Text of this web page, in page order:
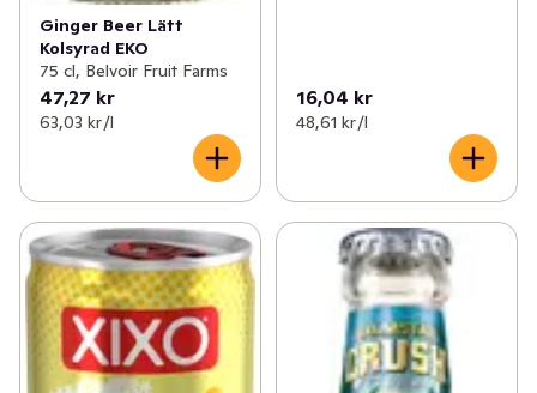
Ginger Beer Lätt
Kolsyrad EKO
75 cl, Belvoir Fruit Farms
47,27 kr
63,03 kr /l
16,04 kr
48,61 kr /l